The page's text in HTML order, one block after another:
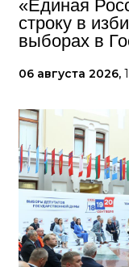
«Единая
строку в
выборах в
06 августа 2026,